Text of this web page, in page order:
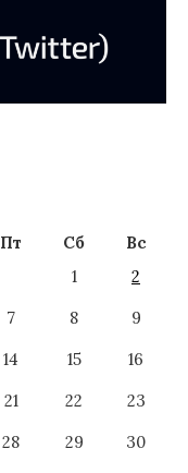
Пт Сб
Вс
1
2
7 8
9
14 15
16
21 22
23
28 29
30